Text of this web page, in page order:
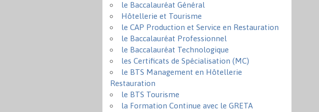
le Baccalauréat Général
Hôtellerie et Tourisme
le CAP Production et Service en Restauration
le Baccalauréat Professionnel
le Baccalauréat Technologique
les Certificats de Spécialisation (MC)
le BTS Management en Hôtellerie
Restauration
le BTS Tourisme
la Formation Continue avec le GRETA